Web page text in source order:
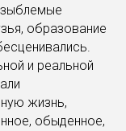
образование
и реальной
жизнь,
обыденное,